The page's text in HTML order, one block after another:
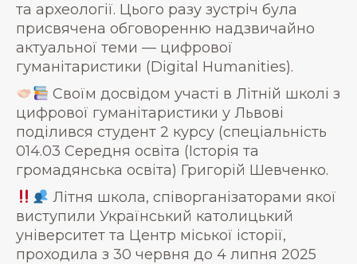
та археології. Цього разу зустріч була
присвячена обговоренню надзвичайно
актуальної теми — цифрової
гуманітаристики (Digital Humanities).
Своїм досвідом участі в Літній школі з
цифрової гуманітаристики у Львові
поділився студент 2 курсу (спеціальність
014.03 Середня освіта (Історія та
громадянська освіта) Григорій Шевченко.
Літня школа, співорганізаторами якої
виступили Український католицький
університет та Центр міської історії,
проходила з 30 червня до 4 липня 2025